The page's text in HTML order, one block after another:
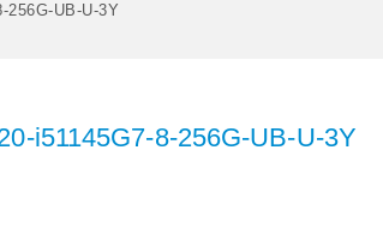
256G-UB-U-3Y
i51145G7-8-256G-UB-U-3Y